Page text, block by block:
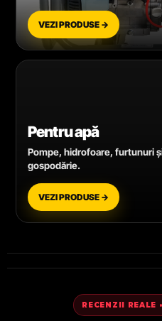
VEZI PRODUSE →
Pentru apă
Pompe, hidrofoare, furtunuri
gospodărie.
VEZI PRODUSE →
RECENZII REALE